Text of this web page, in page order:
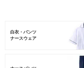
白衣・パンツ
ナースウェア